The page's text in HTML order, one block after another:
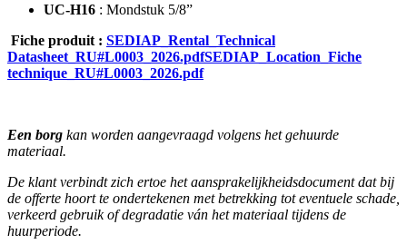
UC‑H16 : Mondstuk 5/8”
Fiche produit : SEDIAP_Rental_Technical
Datasheet_RU#L0003_2026.pdfSEDIAP_Location_Fiche
technique_RU#L0003_2026.pdf
Een borg kan worden aangevraagd volgens het gehuurde
materiaal.
De klant verbindt zich ertoe het aansprakelijkheidsdocument dat bij
de offerte hoort te ondertekenen met betrekking tot eventuele schade,
verkeerd gebruik of degradatie ván het materiaal tijdens de
huurperiode.